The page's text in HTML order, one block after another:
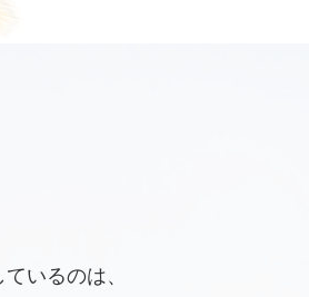
いるのは、